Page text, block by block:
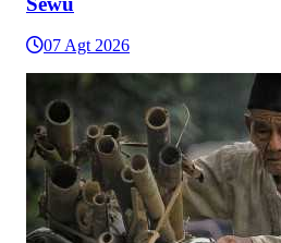
07 Agt 2026